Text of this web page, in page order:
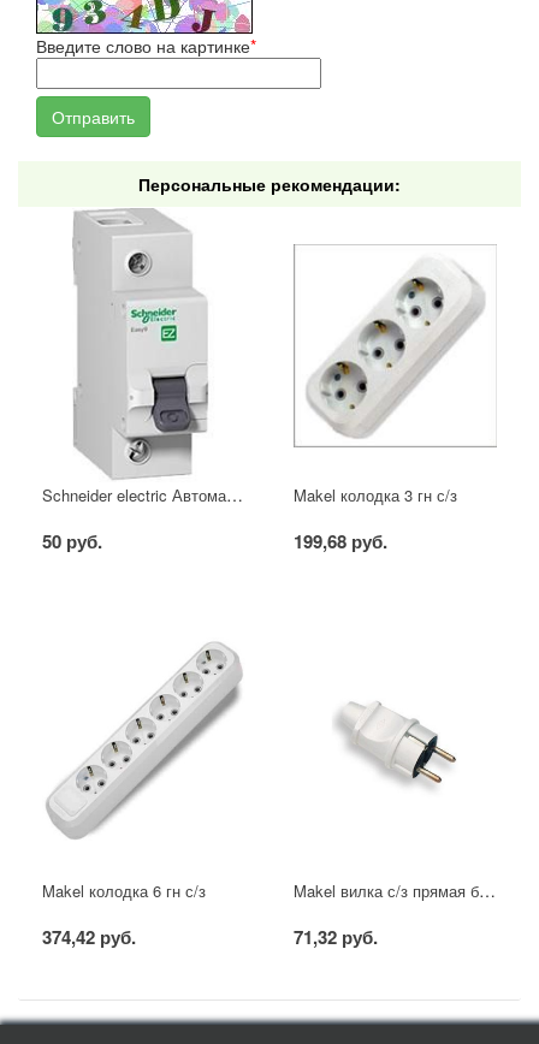
Введите слово на картинке*
Персональные рекомендации:
Schneider electric Автоматический выключатель 1/40А
50 руб.
Makel колодка 3 гн с/з
199,68 руб.
Makel колодка 6 гн с/з
374,42 руб.
Makel вилка с/з прямая белая
71,32 руб.